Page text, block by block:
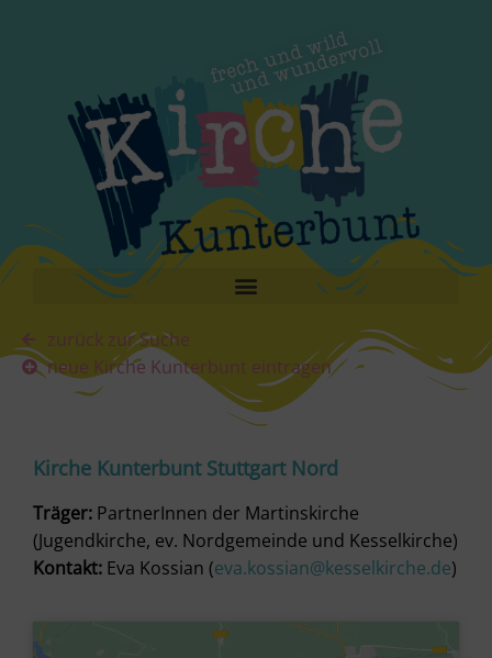
zurück zur Suche
neue Kirche Kunterbunt eintragen
Kirche Kunterbunt Stuttgart Nord
Träger: PartnerInnen der Martinskirche
(Jugendkirche, ev. Nordgemeinde und Kesselkirche)
Kontakt: Eva Kossian (eva.kossian@kesselkirche.de)